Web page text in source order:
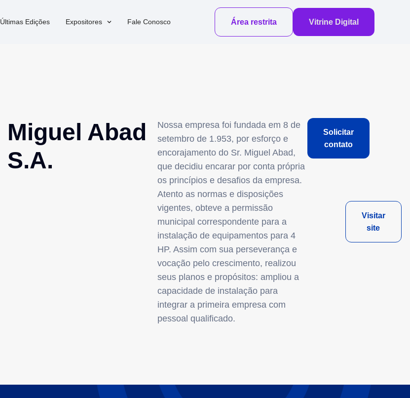
Últimas Edições Expositores Fale Conosco Área restrita Vitrine Digital
Miguel Abad
S.A.
Nossa empresa foi fundada em 8 de
setembro de 1.953, por esforço e
encorajamento do Sr. Miguel Abad,
que decidiu encarar por conta própria
os princípios e desafios da empresa.
Atento as normas e disposições
vigentes, obteve a permissão
municipal correspondente para a
instalação de equipamentos para 4
HP. Assim com sua perseverança e
vocação pelo crescimento, realizou
seus planos e propósitos: ampliou a
capacidade de instalação para
integrar a primeira empresa com
pessoal qualificado.
Solicitar
contato
Visitar
site